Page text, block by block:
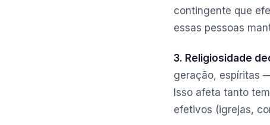
contingente que
essas pessoas
3. Religiosidade
geração, espíritas
Isso afeta tanto
efetivos (igrejas,